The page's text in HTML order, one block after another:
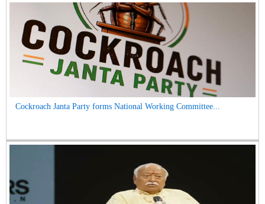
Cockroach Janta Party forms National Working Committee...